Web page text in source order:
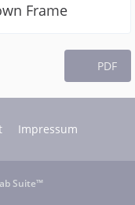
Frame
PDF
Impressum
Suite™